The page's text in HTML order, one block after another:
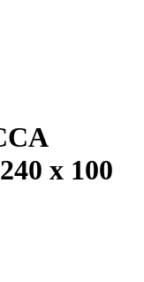
x 100